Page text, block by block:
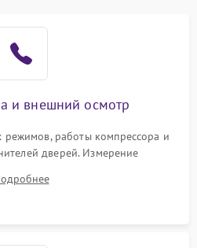
и внешний осмотр
режимов, работы компрессора и
дверей. Измерение
проверка термостата и
с электронного дисплея.